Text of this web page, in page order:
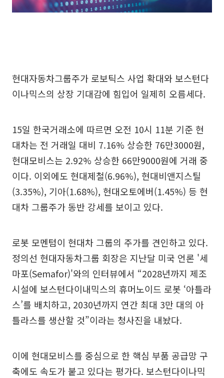
현대자동차그룹주가 로보틱스 사업 확대와 보스턴다
이나믹스의 상장 기대감에 힘입어 일제히 오름세다.
15일 한국거래소에 따르면 오전 10시 11분 기준 현
대차는 전 거래일 대비 7.16% 상승한 76만3000원,
현대모비스는 2.92% 상승한 66만9000원에 거래 중
이다. 이외에도 현대제철(6.96%), 현대비앤지스틸
(3.35%), 기아(1.68%), 현대오토에버(1.45%) 등 현
대차 그룹주가 동반 강세를 보이고 있다.
로봇 모멘텀이 현대차 그룹의 주가를 견인하고 있다.
정의선 현대자동차그룹 회장은 지난달 미국 언론 '세
마포(Semafor)'와의 인터뷰에서 “2028년까지 제조
시설에 보스턴다이내믹스의 휴머노이드 로봇 ‘아틀라
스’를 배치하고, 2030년까지 연간 최대 3만 대의 아
틀라스를 생산할 것”이라는 청사진을 내놨다.
이에 현대모비스를 중심으로 한 핵심 부품 공급망 구
축에도 속도가 붙고 있다는 평가다. 보스턴다이나믹